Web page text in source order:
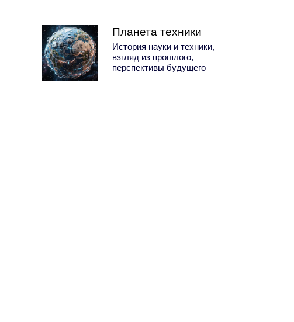
Планета техники
История науки и техники,
взгляд из прошлого,
перспективы будущего